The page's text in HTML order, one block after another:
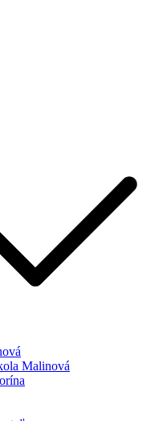
Malinová